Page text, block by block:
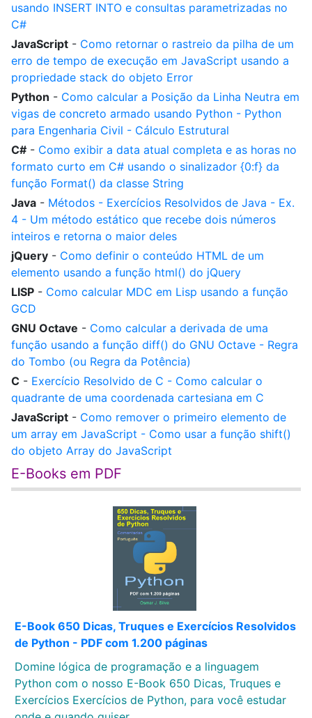
usando INSERT INTO e consultas parametrizadas no
C#
JavaScript - Como retornar o rastreio da pilha de um
erro de tempo de execução em JavaScript usando a
propriedade stack do objeto Error
Python - Como calcular a Posição da Linha Neutra em
vigas de concreto armado usando Python - Python
para Engenharia Civil - Cálculo Estrutural
C# - Como exibir a data atual completa e as horas no
formato curto em C# usando o sinalizador {0:f} da
função Format() da classe String
Java - Métodos - Exercícios Resolvidos de Java - Ex.
4 - Um método estático que recebe dois números
inteiros e retorna o maior deles
jQuery - Como definir o conteúdo HTML de um
elemento usando a função html() do jQuery
LISP - Como calcular MDC em Lisp usando a função
GCD
GNU Octave - Como calcular a derivada de uma
função usando a função diff() do GNU Octave - Regra
do Tombo (ou Regra da Potência)
C - Exercício Resolvido de C - Como calcular o
quadrante de uma coordenada cartesiana em C
JavaScript - Como remover o primeiro elemento de
um array em JavaScript - Como usar a função shift()
do objeto Array do JavaScript
E-Books em PDF
E-Book 650 Dicas, Truques e Exercícios Resolvidos
de Python - PDF com 1.200 páginas
Domine lógica de programação e a linguagem
Python com o nosso E-Book 650 Dicas, Truques e
Exercícios Exercícios de Python, para você estudar